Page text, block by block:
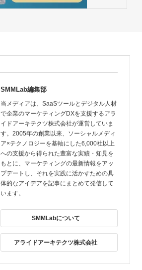
SMMLab編集部
当メディアは、SaaSツールとデジタル人材
で企業のマーケティングDXを支援するアラ
イドアーキテクツ株式会社が運営していま
す。2005年の創業以来、ソーシャルメディ
ア×テクノロジーを基軸にした6,000社以上
への支援から得られた豊富な実績・知見を
もとに、マーケティングの最新情報をアッ
プデートし、それを実践に活かすための具
体的なアイデアを記事にまとめて発信して
います。
SMMLabについて
アライドアーキテクツ株式会社